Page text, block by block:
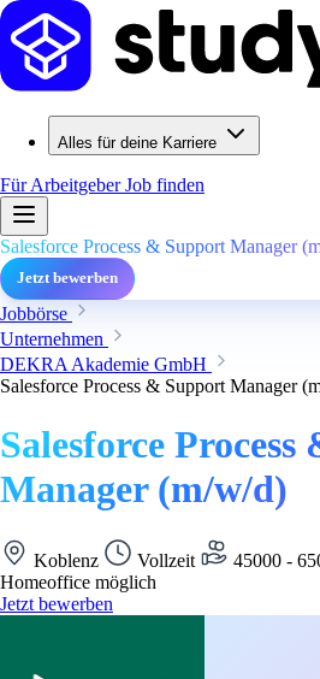
Alles für deine Karriere
Für ArbeitgeberJob finden
Salesforce Process & Support Manager
Jetzt bewerben
Jobbörse
Unternehmen
DEKRA Akademie GmbH
Salesforce Process & Support Manager
Salesforce
Manager (m/w/d)
Koblenz Vollzeit
45000 -
Homeoffice möglich
Jetzt bewerben